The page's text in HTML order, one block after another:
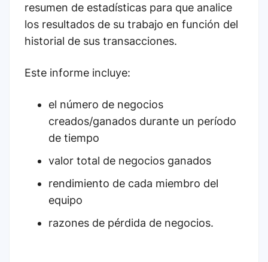
resumen de estadísticas para que analice
los resultados de su trabajo en función del
historial de sus transacciones.
Este informe incluye:
el número de negocios
creados/ganados durante un período
de tiempo
valor total de negocios ganados
rendimiento de cada miembro del
equipo
razones de pérdida de negocios.